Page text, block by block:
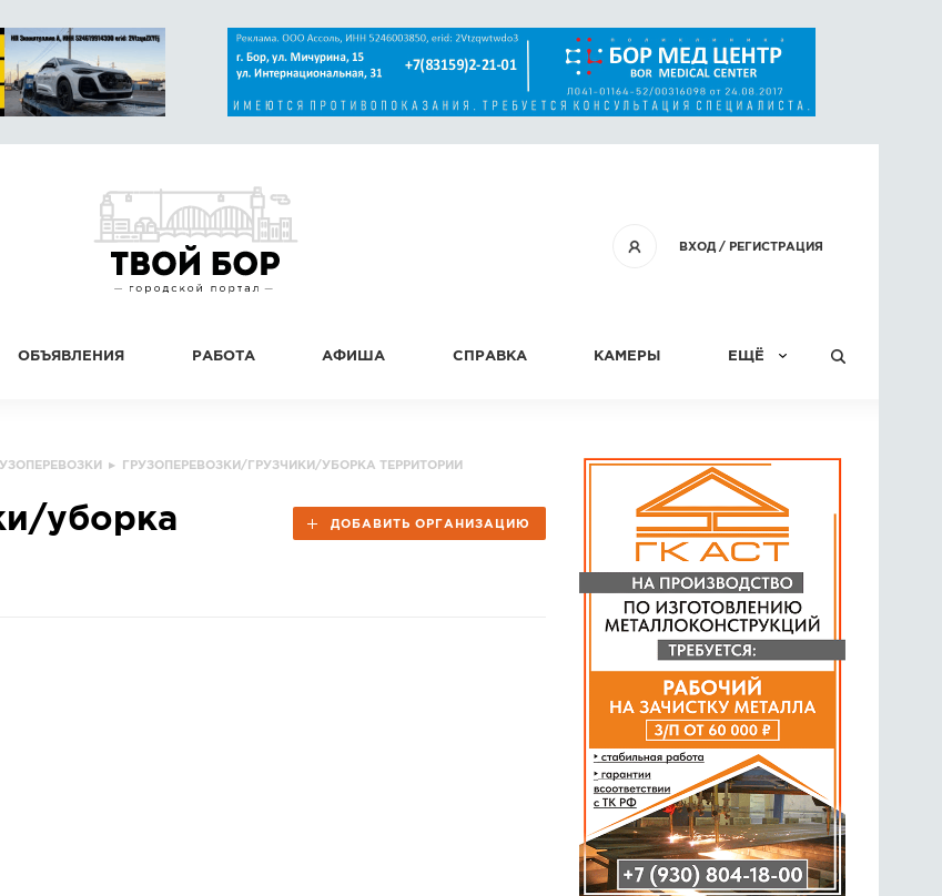
ВХОД/ РЕГИСТРАЦИЯ
ОБЪЯВЛЕНИЯ РАБОТА АФИША СПРАВКА КАМЕРЫ ЕЩЁ
СТАТЬИ
ГОЛОСОВАНИЯ
ПРЕДЛОЖИТЬ НОВОСТЬ
ФОТО
▸ ГРУЗОПЕРЕВОЗКИ/ГРУЗЧИКИ/УБОРКА ТЕРРИТОРИИ
уборка
ДОБАВИТЬ ОРГАНИЗАЦИЮ